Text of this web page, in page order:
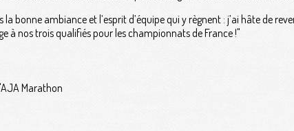
bonne ambiance et l’esprit d’équipe qui y règnent : j’ai hâte de
à nos trois qualifiés pour les championnats de France !"
Marathon